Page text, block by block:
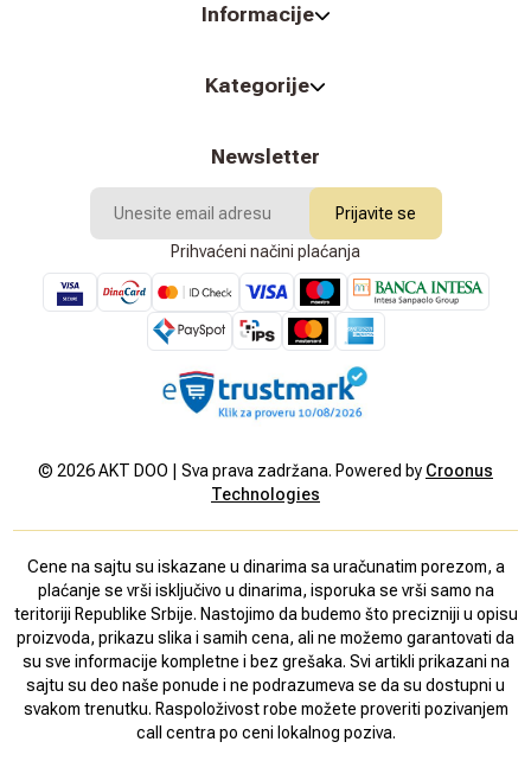
Informacije
Kategorije
Newsletter
Prijavite se
Prihvaćeni načini plaćanja
© 2026AKT DOO | Sva prava zadržana. Powered by Croonus
Technologies
Cene na sajtu su iskazane u dinarima sa uračunatim porezom, a
plaćanje se vrši isključivo u dinarima, isporuka se vrši samo na
teritoriji Republike Srbije. Nastojimo da budemo što precizniji u opisu
proizvoda, prikazu slika i samih cena, ali ne možemo garantovati da
su sve informacije kompletne i bez grešaka. Svi artikli prikazani na
sajtu su deo naše ponude i ne podrazumeva se da su dostupni u
svakom trenutku. Raspoloživost robe možete proveriti pozivanjem
call centra po ceni lokalnog poziva.